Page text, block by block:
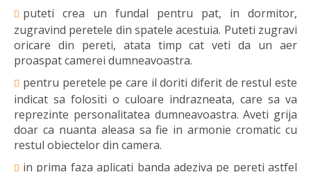
puteti crea un fundal pentru pat, in dormitor,
zugravind peretele din spatele acestuia. Puteti zugravi
oricare din pereti, atata timp cat veti da un aer
proaspat camerei dumneavoastra.
pentru peretele pe care il doriti diferit de restul este
indicat sa folositi o culoare indrazneata, care sa va
reprezinte personalitatea dumneavoastra. Aveti grija
doar ca nuanta aleasa sa fie in armonie cromatic cu
restul obiectelor din camera.
in prima faza aplicati banda adeziva pe pereti astfel